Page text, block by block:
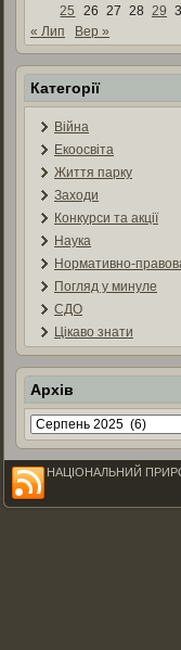
25
26 27 28 29
« Лип
Вер »
Категорії
Війна
Екоосвіта
Життя парку
Заходи
Конкурси та акції
Наука
Нормативно-
Погляд у минуле
СДО
Цікаво знати
Архів
Архів
НАЦІОНАЛЬНИЙ